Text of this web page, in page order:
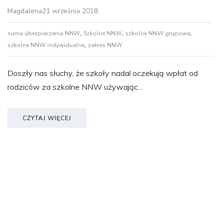
Magdalena21 września 2018
suma ubezpieczenia NNW, Szkolne NNW, szkolne NNW grupowe,
szkolne NNW indywidualne, zakres NNW
Doszły nas słuchy, że szkoły nadal oczekują wpłat od
rodziców za szkolne NNW używając…
CZYTAJ WIĘCEJ